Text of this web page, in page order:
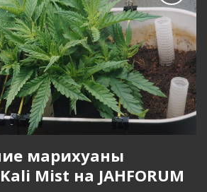
марихуаны
Mist на JAHFORUM